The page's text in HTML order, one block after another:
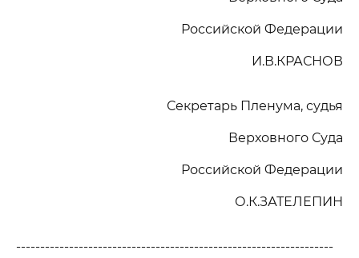
Российской Федерации
И.В.КРАСНОВ
Секретарь Пленума, судья
Верховного Суда
Российской Федерации
О.К.ЗАТЕЛЕПИН
------------------------------------------------------------------